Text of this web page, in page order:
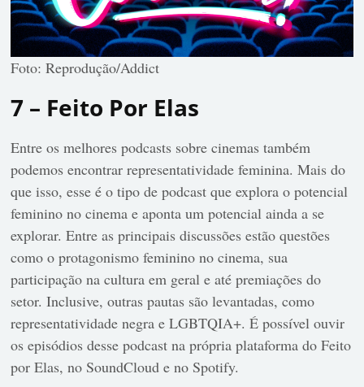
Foto: Reprodução/Addict
7 – Feito Por Elas
Entre os melhores podcasts sobre cinemas também
podemos encontrar representatividade feminina. Mais do
que isso, esse é o tipo de podcast que explora o potencial
feminino no cinema e aponta um potencial ainda a se
explorar. Entre as principais discussões estão questões
como o protagonismo feminino no cinema, sua
participação na cultura em geral e até premiações do
setor. Inclusive, outras pautas são levantadas, como
representatividade negra e LGBTQIA+. É possível ouvir
os episódios desse podcast na própria plataforma do Feito
por Elas, no SoundCloud e no Spotify.